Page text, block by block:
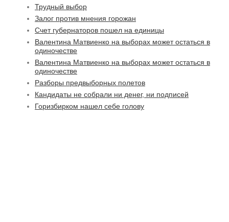
Трудный выбор
Залог против мнения горожан
Счет губернаторов пошел на единицы
Валентина Матвиенко на выборах может остаться в
одиночестве
Валентина Матвиенко на выборах может остаться в
одиночестве
Разборы предвыборных полетов
Кандидаты не собрали ни денег, ни подписей
Горизбирком нашел себе голову